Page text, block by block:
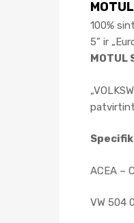
100%
5” ir
MOTUL
ACEA –
VW 504